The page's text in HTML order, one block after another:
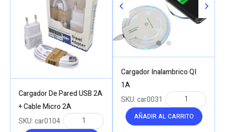
Cargador De Pared USB 2A
+ Cable Micro 2A
SKU:car0104
Cargador Inalambrico QI
1A
AÑADIR AL CARRITO
SKU:car0031